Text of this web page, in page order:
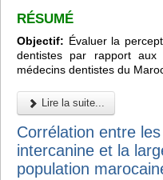
RÉSUMÉ
Objectif: Évaluer la
dentistes par rapport aux
médecins dentistes du
Lire la suite...
Corrélation entre
intercanine et la
population